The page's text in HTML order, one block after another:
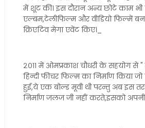
में शूट की। इस दौरान अन्य छोटे काम
एल्बम,टेलीफिल्म और वीडियो फिल्में
क्रिएटिव मेगा एवेंट किए।_
२०११ में ओमप्रकाश चौधरी के सहयोग से
हिन्दी फीचर फिल्म का निर्माण किया
हुई,ये एक बोल्ड मूवी थी परन्तु अब इस
निर्माण जलज जी नहीं करते,इसको